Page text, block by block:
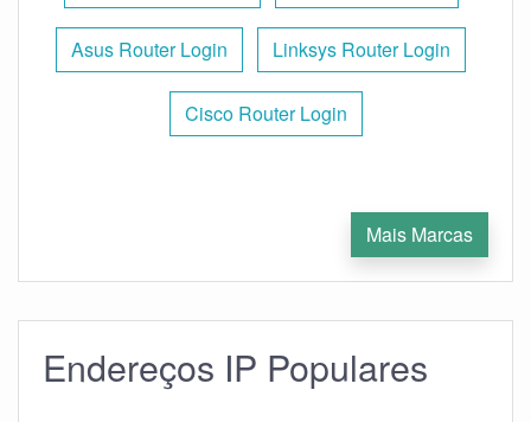
Asus Router Login Linksys Router Login
Cisco Router Login
Mais Marcas
Endereços IP Populares